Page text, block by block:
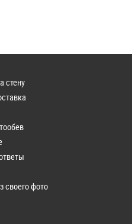
стену
своего фото